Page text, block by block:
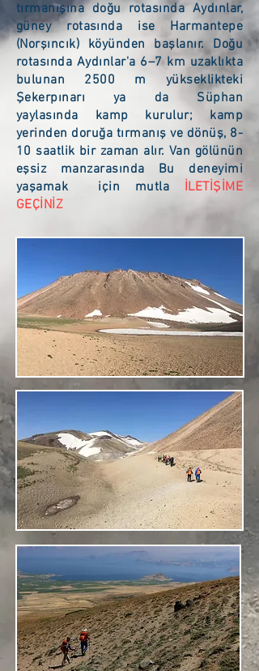
tırmanışına doğu rotasında Aydınlar,
güney rotasında ise Harmantepe
(Norşıncık) köyünden başlanır. Doğu
rotasında Aydınlar'a 6–7 km uzaklıkta
bulunan 2500 m yükseklikteki
Şekerpınarı ya da Süphan
yaylasında kamp kurulur; kamp
yerinden doruğa tırmanış ve dönüş, 8-
10 saatlik bir zaman alır. Van gölünün
eşsiz manzarasında Bu deneyimi
yaşamak için mutla İLETİŞİME
GEÇİNİZ